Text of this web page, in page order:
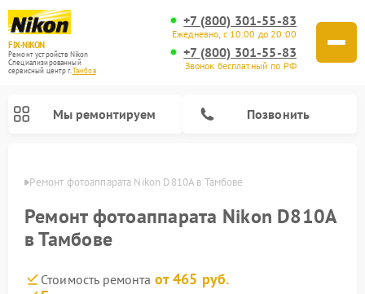
FIX-NIKON
Ремонт устройств Nikon
Специализированный
cервисный центр г.Тамбов
+7 (800) 301-55-83
Ежедневно, с 10:00 до 20:00
+7 (800) 301-55-83
Звонок бесплатный по РФ
Мы ремонтируем Позвонить
Ремонт фотоаппарата Nikon D810A в Тамбове
Ремонт фотоаппарата Nikon D810A
в Тамбове
Стоимость ремонта от 465 руб.